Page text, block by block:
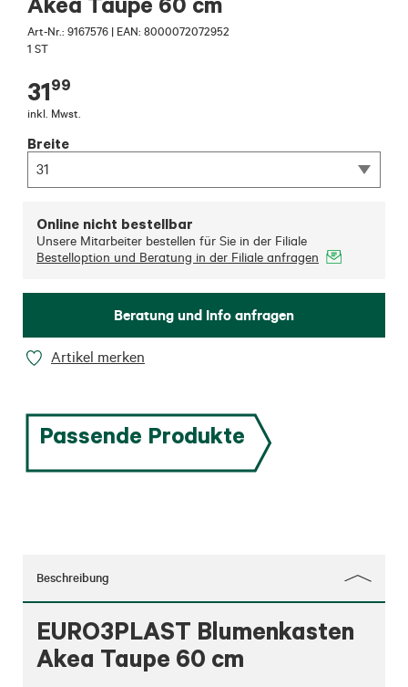
Art-Nr.: 9167576 | EAN: 8000072072952
1 ST
3199
inkl. Mwst.
Breite
31
Online nicht bestellbar
Unsere Mitarbeiter bestellen für Sie in der Filiale
Bestelloption und Beratung in der Filiale anfragen
Beratung und Info anfragen
Artikel merken
Passende Produkte
Beschreibung
EURO3PLAST Blumenkasten
Akea Taupe 60 cm